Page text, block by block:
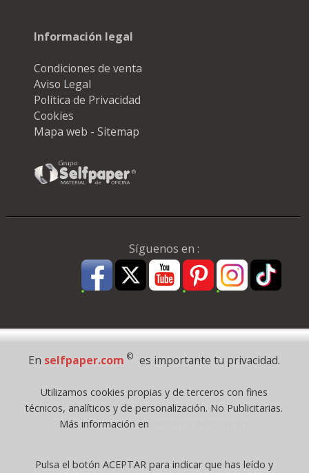
Información legal
Condiciones de venta
Aviso Legal
Política de Privacidad
Cookies
Mapa web - Sitemap
Síguenos en :
Pago Seguro
Todos los derechos reservados
©selfpaper.com, y las webs de ©gruposelfpaper.org están gestionadas, y
Registro Mercantil de Valencia ( España ) CEE:
En selfpaper.com © es importante tu privacidad.
Utilizamos cookies propias y de terceros con fines
técnicos, analíticos y de personalización. No Publicitarias.
Más información en
Pulsa el botón ACEPTAR para indicar que has leído y